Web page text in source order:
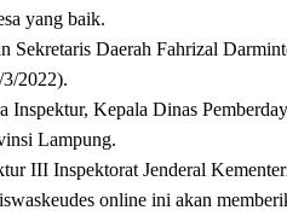
yang baik.
Sekretaris Daerah Fahrizal
2022).
Inspektur, Kepala Dinas
Lampung.
III Inspektorat Jenderal
online ini akan